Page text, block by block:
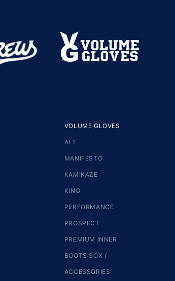
VOLUME GLOVES
ALT
MANIFESTO
KAMIKAZE
KING
PERFORMANCE
PROSPECT
PREMIUM INNER
BOOTS SOX /
ACCESSORIES